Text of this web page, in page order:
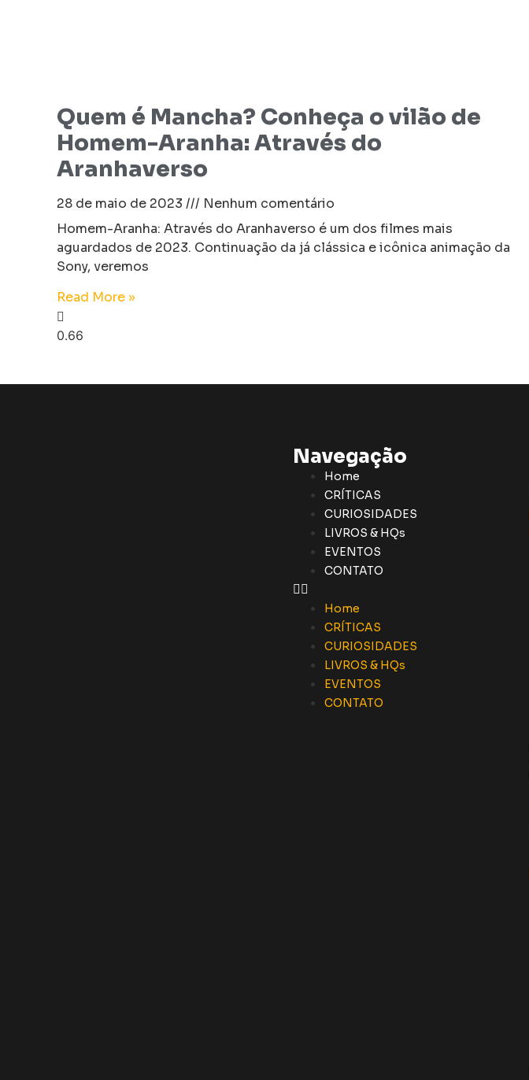
Quem é Mancha? Conheça o vilão de
Homem-Aranha: Através do
Aranhaverso
28 de maio de 2023
Nenhum comentário
Homem-Aranha: Através do Aranhaverso é um dos filmes mais
aguardados de 2023. Continuação da já clássica e icônica animação da
Sony, veremos
Read More »
Navegação
Home
CRÍTICAS
CURIOSIDADES
LIVROS & HQs
EVENTOS
CONTATO
Home
CRÍTICAS
CURIOSIDADES
LIVROS & HQs
EVENTOS
CONTATO